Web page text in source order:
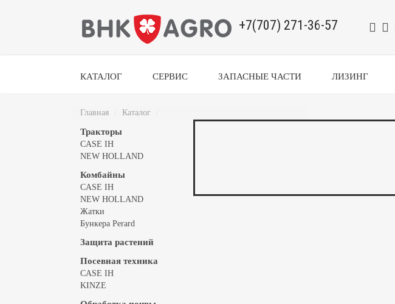
+7(707) 271-36-57
КАТАЛОГ СЕРВИС ЗАПАСНЫЕ ЧАСТИ ЛИЗИНГ
Главная Каталог
Тракторы
CASE IH
NEW HOLLAND
Комбайны
CASE IH
NEW HOLLAND
Жатки
Бункера Perard
Защита растений
Посевная техника
CASE IH
KINZE